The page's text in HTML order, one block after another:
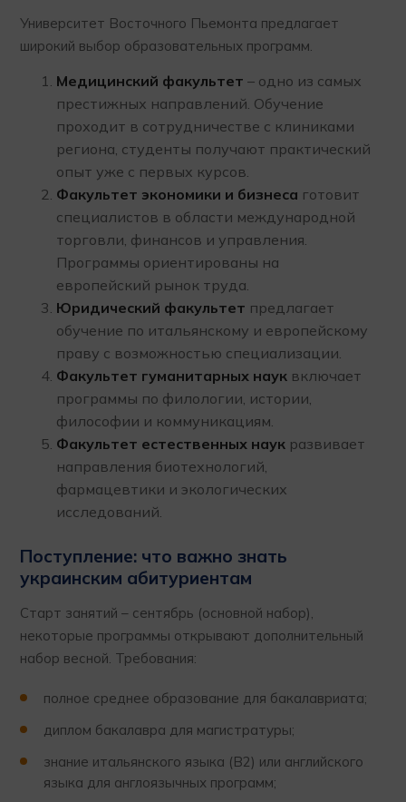
Университет Восточного Пьемонта предлагает
широкий выбор образовательных программ.
Медицинский факультет – одно из самых
престижных направлений. Обучение
проходит в сотрудничестве с клиниками
региона, студенты получают практический
опыт уже с первых курсов.
Факультет экономики и бизнеса готовит
специалистов в области международной
торговли, финансов и управления.
Программы ориентированы на
европейский рынок труда.
Юридический факультет предлагает
обучение по итальянскому и европейскому
праву с возможностью специализации.
Факультет гуманитарных науквключает
программы по филологии, истории,
философии и коммуникациям.
Факультет естественных наукразвивает
направления биотехнологий,
фармацевтики и экологических
исследований.
Поступление: что важно знать
украинским абитуриентам
Старт занятий – сентябрь (основной набор),
некоторые программы открывают дополнительный
набор весной. Требования:
полное среднее образование для бакалавриата;
диплом бакалавра для магистратуры;
знание итальянского языка (B2) или английского
языка для англоязычных программ;